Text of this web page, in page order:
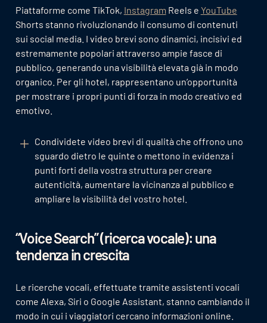
Piattaforme come TikTok, Instagram Reels e YouTube
Shorts stanno rivoluzionando il consumo di contenuti
sui social media. I video brevi sono dinamici, incisivi ed
estremamente popolari attraverso ampie fasce di
pubblico, generando una visibilità elevata già in modo
organico. Per gli hotel, rappresentano un’opportunità
per mostrare i propri punti di forza in modo creativo ed
emotivo.
Condividete video brevi di qualità che offrono uno
sguardo dietro le quinte o mettono in evidenza i
punti forti della vostra struttura per creare
autenticità, aumentare la vicinanza al pubblico e
ampliare la visibilità del vostro hotel.
“Voice Search” (ricerca vocale): una
tendenza in crescita
Le ricerche vocali, effettuate tramite assistenti vocali
come Alexa, Siri o Google Assistant, stanno cambiando il
modo in cui i viaggiatori cercano informazioni online.